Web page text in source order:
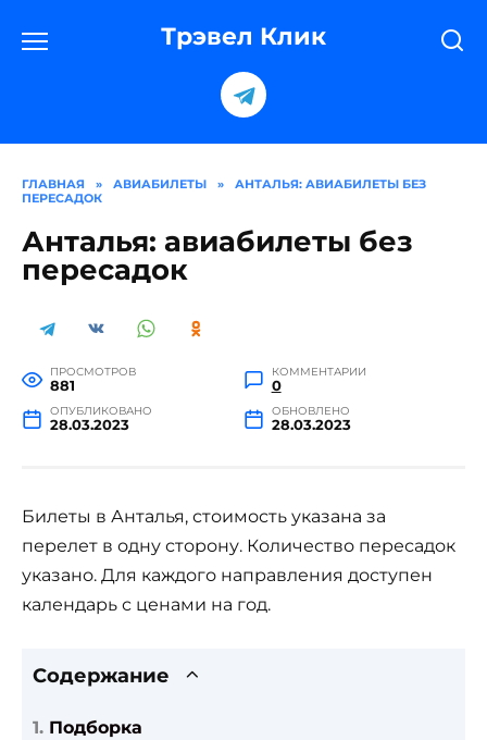
содержанию
Трэвел Клик
ГЛАВНАЯ » АВИАБИЛЕТЫ »
АНТАЛЬЯ: АВИАБИЛЕТЫ БЕЗ
ПЕРЕСАДОК
Анталья: авиабилеты без
пересадок
ПРОСМОТРОВ
881
КОММЕНТАРИИ
0
ОПУБЛИКОВАНО
28.03.2023
ОБНОВЛЕНО
28.03.2023
Билеты в Анталья, стоимость указана за
перелет в одну сторону. Количество пересадок
указано. Для каждого направления доступен
календарь с ценами на год.
Содержание
Подборка